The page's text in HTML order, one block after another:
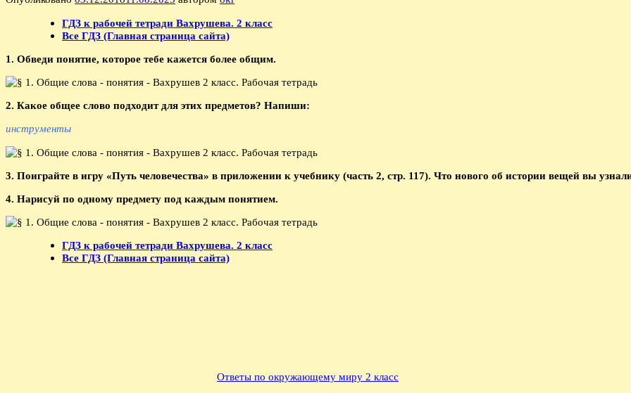
ГДЗ к рабочей тетради Вахрушева. 2 класс
Все ГДЗ (Главная страница сайта)
1. Обведи понятие, которое тебе кажется более общим.
2. Какое общее слово подходит для этих предметов? Напиши:
инструменты
3. Поиграйте в игру «Путь человечества» в приложении к учебнику (часть 2, стр. 117). Что нового об истории вещей вы
4. Нарисуй по одному предмету под каждым понятием.
ГДЗ к рабочей тетради Вахрушева. 2 класс
Все ГДЗ (Главная страница сайта)
Ответы по окружающему миру 2 класс